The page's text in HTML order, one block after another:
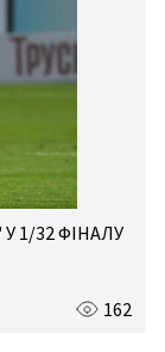
1/32 ФІНАЛУ
162